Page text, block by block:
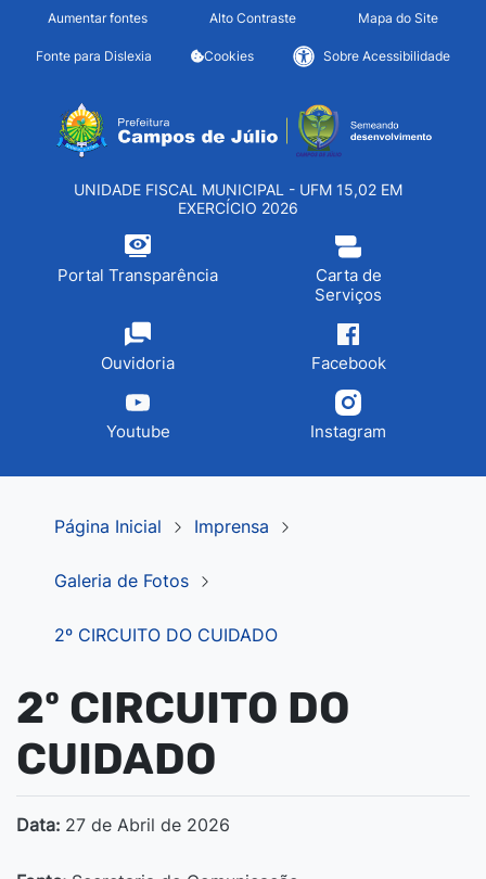
Seção de atalhos e links
Ir para o conteúdo [alt+1]
Ir para o menu [alt+2]
Ir para o rodapé [alt+4]
Aumentar fontes Alto Contraste Mapa do Site
Fonte para Dislexia Cookies Sobre Acessibilidade
Seção do menu principal
UNIDADE FISCAL MUNICIPAL - UFM 15,02 EM
EXERCÍCIO 2026
Portal Transparência
Carta de
Serviços
Ouvidoria Facebook
Youtube Instagram
Página Inicial Imprensa
Galeria de Fotos
2º CIRCUITO DO CUIDADO
2º CIRCUITO DO
CUIDADO
Data: 27 de Abril de 2026